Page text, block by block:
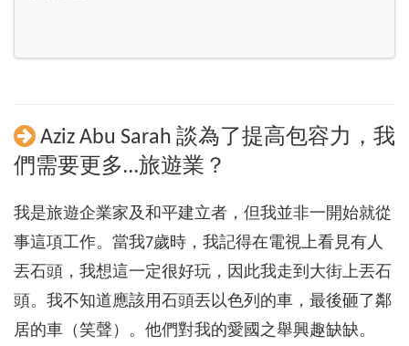
Aziz Abu Sarah 談為了提高包容力，我
們需要更多…旅遊業？
我是旅遊企業家及和平建立者，但我並非一開始就從
事這項工作。當我7歲時，我記得在電視上看見有人
丟石頭，我想這一定很好玩，因此我走到大街上丟石
頭。我不知道應該用石頭丟以色列的車，最後砸了鄰
居的車（笑聲）。他們對我的愛國之舉興趣缺缺。